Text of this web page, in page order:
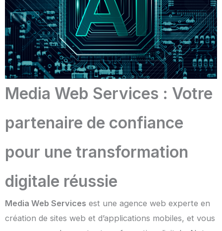
Media Web Services : Votre
partenaire de confiance
pour une transformation
digitale réussie
Media Web Services est une agence web experte en
création de sites web et d’applications mobiles, et vous